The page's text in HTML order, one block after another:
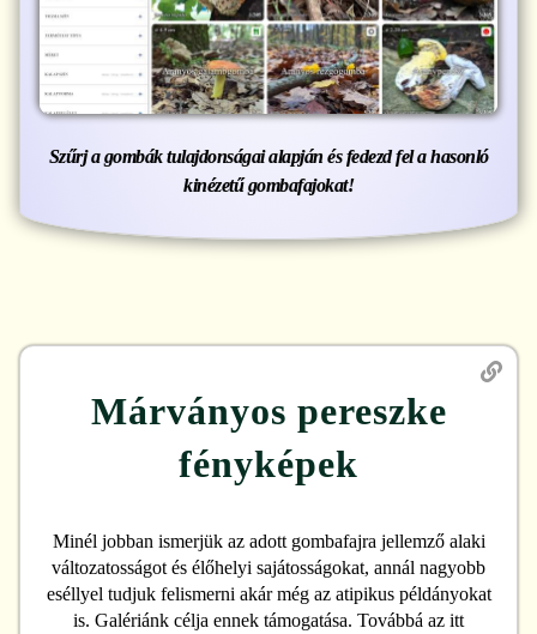
Szűrj a gombák tulajdonságai alapján és fedezd fel a hasonló
kinézetű gombafajokat!
Márványos pereszke
fényképek
Minél jobban ismerjük az adott gombafajra jellemző alaki
változatosságot és élőhelyi sajátosságokat, annál nagyobb
eséllyel tudjuk felismerni akár még az atipikus példányokat
is. Galériánk célja ennek támogatása. Továbbá az itt